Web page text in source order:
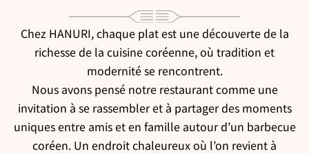
Chez HANURI, chaque plat est une découverte de la
richesse de la cuisine coréenne, où tradition et
modernité se rencontrent.
Nous avons pensé notre restaurant comme une
invitation à se rassembler et à partager des moments
uniques entre amis et en famille autour d’un barbecue
coréen. Un endroit chaleureux où l’on revient à